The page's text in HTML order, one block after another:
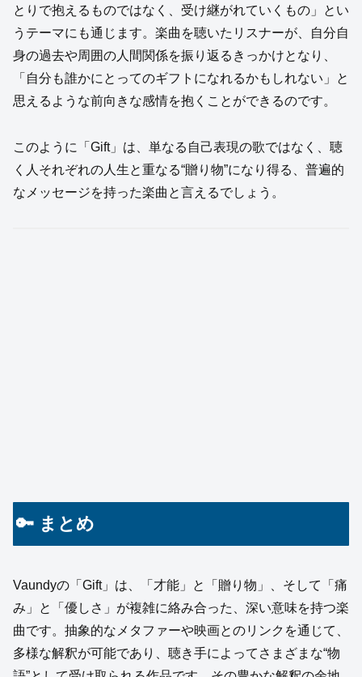
とりで抱えるものではなく、受け継がれていくもの」とい
うテーマにも通じます。楽曲を聴いたリスナーが、自分自
身の過去や周囲の人間関係を振り返るきっかけとなり、
「自分も誰かにとってのギフトになれるかもしれない」と
思えるような前向きな感情を抱くことができるのです。
このように「Gift」は、単なる自己表現の歌ではなく、聴
く人それぞれの人生と重なる“贈り物”になり得る、普遍的
なメッセージを持った楽曲と言えるでしょう。
🔑 まとめ
Vaundyの「Gift」は、「才能」と「贈り物」、そして「痛
み」と「優しさ」が複雑に絡み合った、深い意味を持つ楽
曲です。抽象的なメタファーや映画とのリンクを通じて、
多様な解釈が可能であり、聴き手によってさまざまな“物